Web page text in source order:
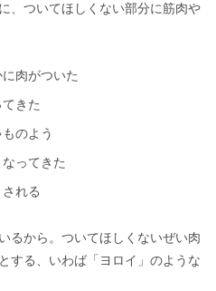
、ついてほしくない部分に筋肉や
肉がついた
きた
のよう
ってきた
れる
るから。ついてほしくないぜい肉
する、いわば「ヨロイ」のような